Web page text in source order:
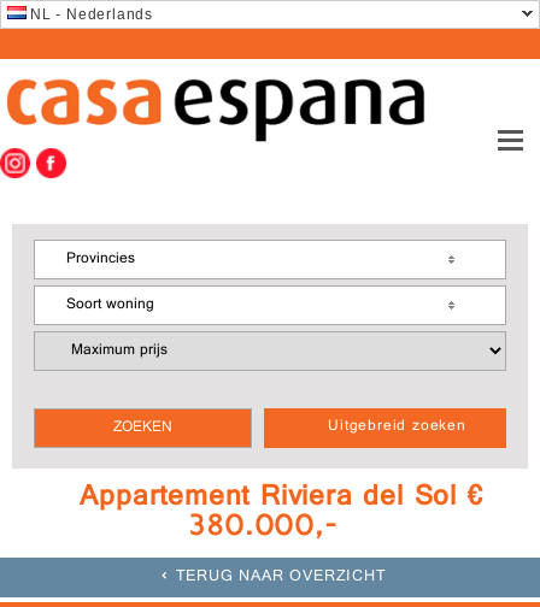
NL - Nederlands
Uitgebreid zoeken
Provincies
Soort woning
Appartement Riviera del Sol €
380.000,-
TERUG NAAR OVERZICHT